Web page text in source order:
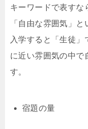
キーワードで表すな
「自由な雰囲気」
入学すると「生徒」
に近い雰囲気の中で
す。
宿題の量